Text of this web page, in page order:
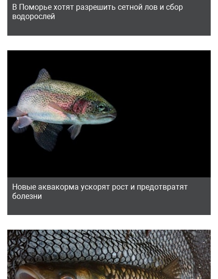
В Поморье хотят разрешить сетной лов и сбор
водорослей
Новые аквакорма ускорят рост и предотвратят
болезни